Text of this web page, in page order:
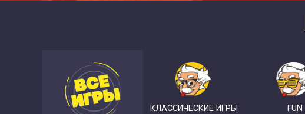
КЛАССИЧЕСКИЕ ИГРЫ FUN